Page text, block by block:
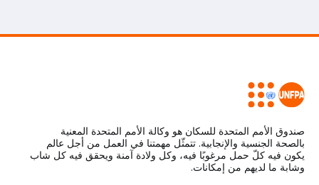
صندوق الأمم المتحدة للسكان هو وكالة الأمم المتحدة المعنية
بالصحة الجنسية والإنجابية. تتمثّل مهمتنا في العمل من أجل عالم
يكون فيه كلّ حمل مرغوبًا فيه، وكل ولادة آمنة ويحقق فيه كل شاب
وشابة ما لديهم من إمكانات.